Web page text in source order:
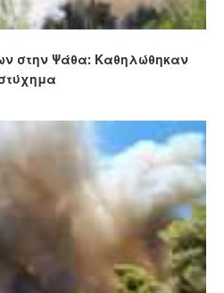
στην Ψάθα: Καθηλώθηκαν